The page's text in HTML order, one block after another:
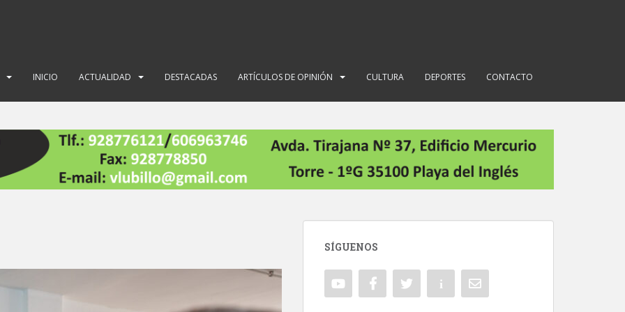
INICIO ACTUALIDAD DESTACADAS ARTÍCULOS DE OPINIÓN CULTURA DEPORTES CONTACTO
SÍGUENOS